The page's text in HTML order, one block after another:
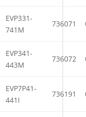
EVP331-
741M
736071
EVP341-
443M
736072
EVP7P41-
441I
736191